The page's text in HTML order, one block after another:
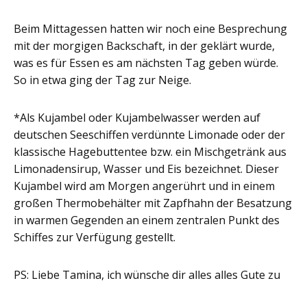
Beim Mittagessen hatten wir noch eine Besprechung
mit der morgigen Backschaft, in der geklärt wurde,
was es für Essen es am nächsten Tag geben würde.
So in etwa ging der Tag zur Neige.
*Als Kujambel oder Kujambelwasser werden auf
deutschen Seeschiffen verdünnte Limonade oder der
klassische Hagebuttentee bzw. ein Mischgetränk aus
Limonadensirup, Wasser und Eis bezeichnet. Dieser
Kujambel wird am Morgen angerührt und in einem
großen Thermobehälter mit Zapfhahn der Besatzung
in warmen Gegenden an einem zentralen Punkt des
Schiffes zur Verfügung gestellt.
PS: Liebe Tamina, ich wünsche dir alles alles Gute zu